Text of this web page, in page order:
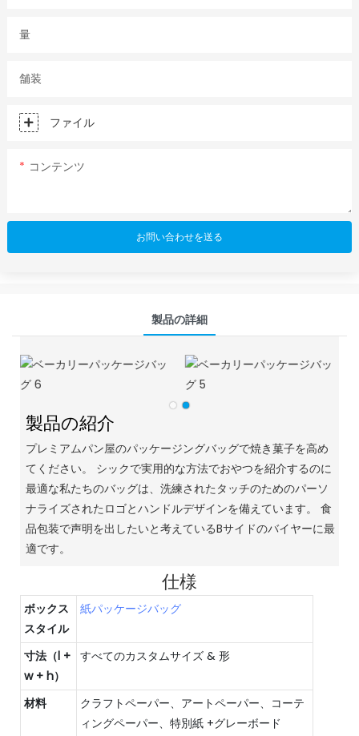
量
舗装
ファイル
コンテンツ
お問い合わせを送る
製品の詳細
製品の紹介
プレミアムパン屋のパッケージングバッグで焼き菓子を高め
てください。 シックで実用的な方法でおやつを紹介するのに
最適な私たちのバッグは、洗練されたタッチのためのパーソ
ナライズされたロゴとハンドルデザインを備えています。 食
品包装で声明を出したいと考えているBサイドのバイヤーに最
適です。
仕様
ボックス
スタイル
紙パッケージバッグ
寸法（l +
w + h）
すべてのカスタムサイズ & 形
材料
クラフトペーパー、アートペーパー、コーテ
ィングペーパー、特別紙 +グレーボード